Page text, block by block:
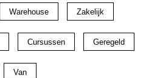
Warehouse Zakelijk
Cursussen Geregeld
Van